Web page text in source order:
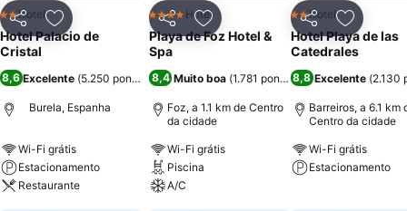
PartilharAdicionar aos favoritos
2 Estrelas
Hotel
Hotel Palacio de
Cristal
8,6 Excelente (5.250 pontuações)
Burela, Espanha
Wi-Fi grátis
Estacionamento
Restaurante
PartilharAdicionar aos favoritos
4 EstrelasHotel
Playa de Foz Hotel &
Spa
8,4 Muito boa (1.781 pontuações)
Foz, a 1.1 km de Centro
da cidade
Wi-Fi grátis
Piscina
A/C
Partilhar
2 Estrelas
Hotel
Hotel Playa de las
Catedrales
8,8 Excelente (2.130
Barreiros, a 6.1 km
Centro da cidade
Wi-Fi grátis
Estacionamento